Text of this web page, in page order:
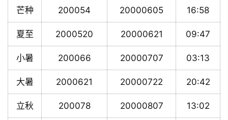
芒种 200054 20000605 16:58
夏至 2000520 20000621 09:47
小暑 200066 20000707 03:13
大暑 2000621 20000722 20:42
立秋 200078 20000807 13:02